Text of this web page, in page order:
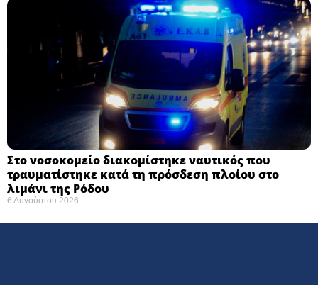
Στο νοσοκομείο διακομίστηκε ναυτικός που
τραυματίστηκε κατά τη πρόσδεση πλοίου στο
λιμάνι της Ρόδου
6 Αυγούστου 2026